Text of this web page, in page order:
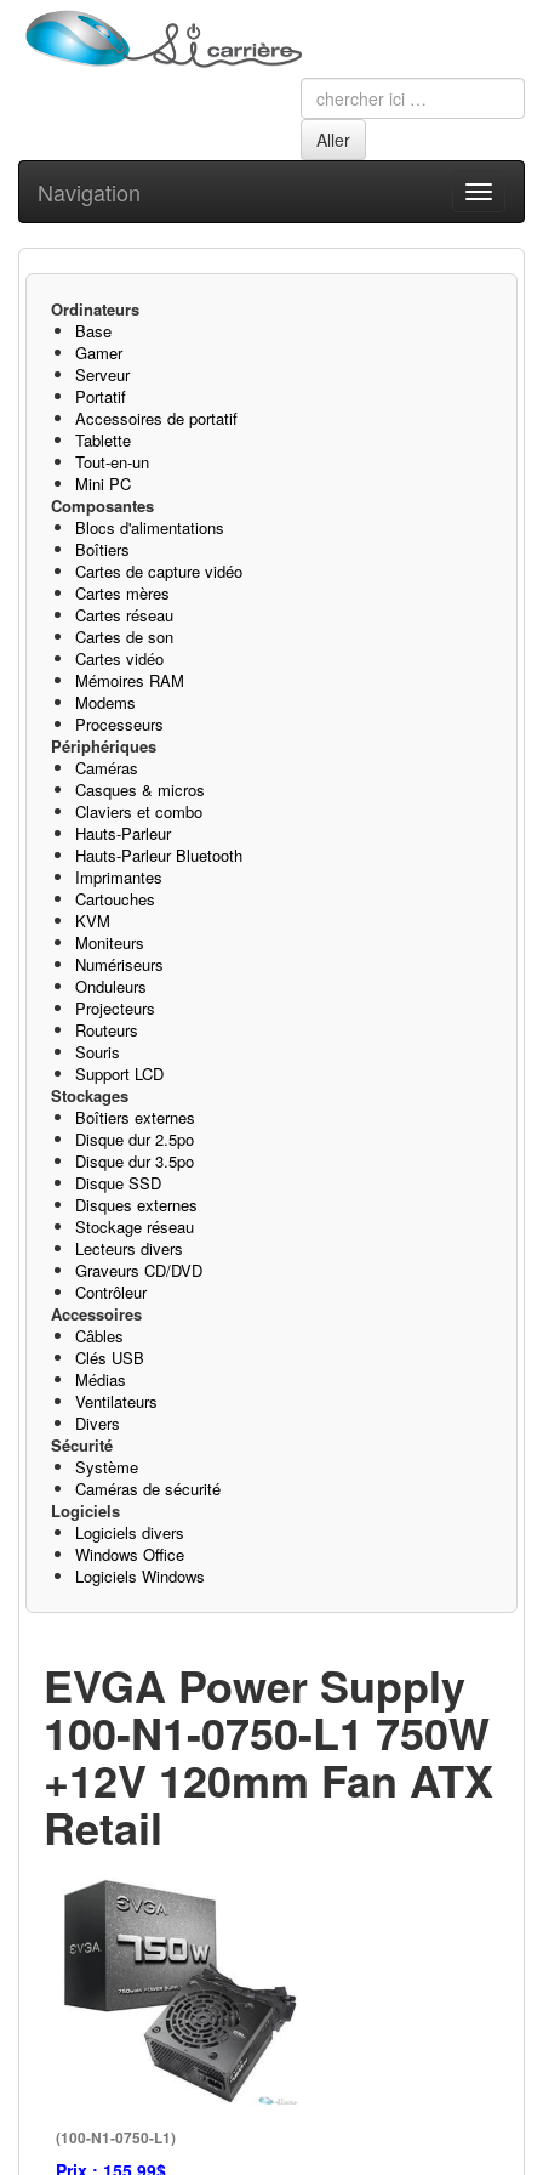
Toggle
Navigation
Ordinateurs
Base
Gamer
Serveur
Portatif
Accessoires de portatif
Tablette
Tout-en-un
Mini PC
Composantes
Blocs d'alimentations
Boîtiers
Cartes de capture vidéo
Cartes mères
Cartes réseau
Cartes de son
Cartes vidéo
Mémoires RAM
Modems
Processeurs
Périphériques
Caméras
Casques & micros
Claviers et combo
Hauts-Parleur
Hauts-Parleur Bluetooth
Imprimantes
Cartouches
KVM
Moniteurs
Numériseurs
Onduleurs
Projecteurs
Routeurs
Souris
Support LCD
Stockages
Boîtiers externes
Disque dur 2.5po
Disque dur 3.5po
Disque SSD
Disques externes
Stockage réseau
Lecteurs divers
Graveurs CD/DVD
Contrôleur
Accessoires
Câbles
Clés USB
Médias
Ventilateurs
Divers
Sécurité
Système
Caméras de sécurité
Logiciels
Logiciels divers
Windows Office
Logiciels Windows
EVGA Power Supply
100-N1-0750-L1 750W
+12V 120mm Fan ATX
Retail
(100-N1-0750-L1)
Prix : 155.99$